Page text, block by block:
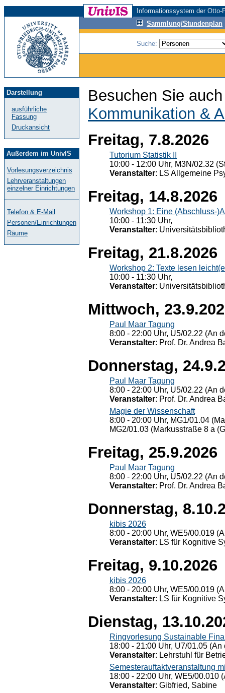
Informationssystem der
Sammlung/Stundenplan
Suche:
Darstellung
ausführliche
Fassung
Druckansicht
Außerdem im UnivIS
Vorlesungsverzeichnis
Lehrveranstaltungen
einzelner Einrichtungen
Telefon & E-Mail
Personen/Einrichtungen
Räume
Besuchen Sie
Kommunikation &
Freitag, 7.8.2026
Tutorium Statistik II
10:00 - 12:00 Uhr, M3N/02.32
Veranstalter: LS Allgemeine
Freitag, 14.8.2026
Workshop 1: Eine (Abschluss-
10:00 - 11:30 Uhr,
Veranstalter:
Freitag, 21.8.2026
Workshop 2: Texte lesen
10:00 - 11:30 Uhr,
Veranstalter:
Mittwoch,
Paul Maar Tagung
8:00 - 22:00 Uhr, U5/02.22 (An
Veranstalter: Prof. Dr. Andrea
Donnerstag,
Paul Maar Tagung
8:00 - 22:00 Uhr, U5/02.22 (An
Veranstalter: Prof. Dr. Andrea
Magie der Wissenschaft
8:00 - 20:00 Uhr, MG1/01.04
MG2/01.03 (Markusstraße 8 a
Freitag, 25.9.2026
Paul Maar Tagung
8:00 - 22:00 Uhr, U5/02.22 (An
Veranstalter: Prof. Dr. Andrea
Donnerstag,
kibis 2026
8:00 - 20:00 Uhr, WE5/00.019
Veranstalter: LS für Kognitive
Freitag, 9.10.2026
kibis 2026
8:00 - 20:00 Uhr, WE5/00.019
Veranstalter: LS für Kognitive
Dienstag,
Ringvorlesung Sustainable
18:00 - 21:00 Uhr, U7/01.05
Veranstalter: Lehrstuhl für
Semesterauftaktveranstaltung
18:00 - 22:00 Uhr, WE5/00.010
Veranstalter: Gibfried, Sabine